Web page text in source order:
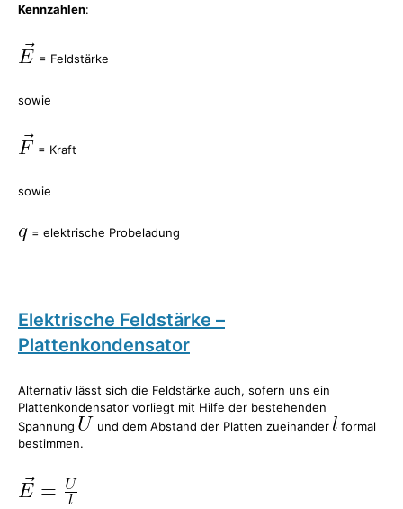
Kennzahlen:
= Feldstärke
sowie
= Kraft
sowie
= elektrische Probeladung
Elektrische Feldstärke –
Plattenkondensator
Alternativ lässt sich die Feldstärke auch, sofern uns ein
Plattenkondensator vorliegt mit Hilfe der bestehenden
Spannung
und dem Abstand der Platten zueinander
formal
bestimmen.